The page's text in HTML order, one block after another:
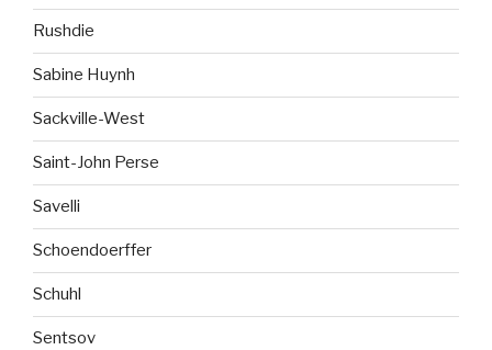
Rushdie
Sabine Huynh
Sackville-West
Saint-John Perse
Savelli
Schoendoerffer
Schuhl
Sentsov